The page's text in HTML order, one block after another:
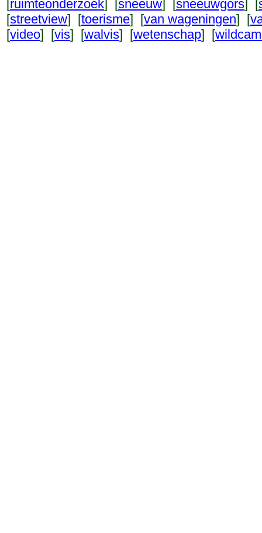
[ruimteonderzoek] [sneeuw] [sneeuwgors] [
[streetview] [toerisme] [van wageningen] [
[video] [vis] [walvis] [wetenschap] [